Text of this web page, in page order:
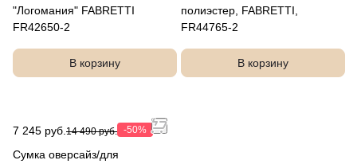
"Логомания" FABRETTI
FR42650-2
В корзину
полиэстер, FABRETTI,
FR44765-2
В корзину
7 245 руб. 14 490 руб. -50%
Сумка оверсайз/для